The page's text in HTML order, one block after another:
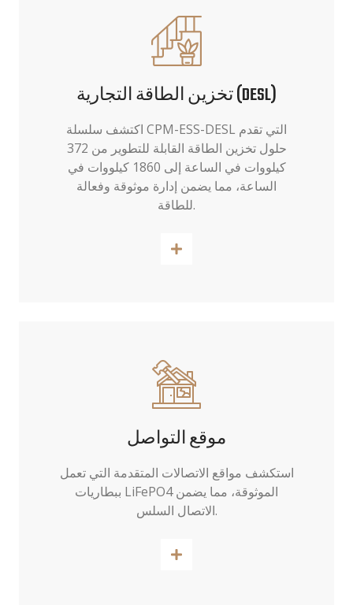
تخزين الطاقة التجارية (DESL)
اكتشف سلسلة CPM-ESS-DESL التي تقدم
حلول تخزين الطاقة القابلة للتطوير من 372
كيلووات في الساعة إلى 1860 كيلووات في
الساعة، مما يضمن إدارة موثوقة وفعالة
للطاقة.
موقع التواصل
استكشف مواقع الاتصالات المتقدمة التي تعمل
ببطاريات LiFePO4 الموثوقة، مما يضمن
الاتصال السلس.